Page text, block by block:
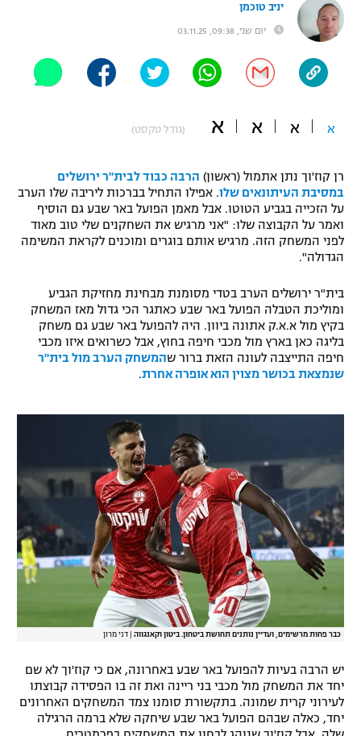
"מחצית בשכונה" – פודקאסט
משתתפים וזוכים בפרסים
תקנון משתתפים וזוכים בפרסים
תקנון עבור פעילות אלקטרה
תקנון עבור פעילות ספורט 1 – "מרלן"
גיימינג E-Sports
תנאי שימוש
מדיניות פרטיות
תקנון פעילות ספורט 1
הצטרפות לחבילת הערוצים
לוח דרושים – ג'ובנט
תגיות
המגזין
היאבקות WWE
ספורט מוטורי
כדורמים
בייסבול MLB
ספורט אתגרי ואקסטרים
גיימינג E-Sports
יניב טוכמן
יום שני, 09:38, 03.11.25
א א א א (גודל טקסט)
רן קוז'וך נתן אתמול (ראשון) הרבה כבוד לבית"ר ירושלים
במסיבת העיתונאים שלו. אפילו התחיל בברכות ליריבה שלו הערב
על הזכייה בגביע הטוטו. אבל מאמן הפועל באר שבע גם הוסיף
ואמר על הקבוצה שלו: "אני מרגיש את השחקנים שלי טוב מאוד
לפני המשחק הזה. מרגיש אותם בוגרים ומוכנים לקראת המשימה
הגדולה".
בית"ר ירושלים הערב בטדי מסומנת מבחינת מחזיקת הגביע
ומוליכת הטבלה הפועל באר שבע כאתגר הכי גדול מאז המשחק
בקיץ מול א.א.ק אתונה ביוון. היה להפועל באר שבע גם משחק
בליגה כאן בארץ מול מכבי חיפה בחוץ, אבל כשרואים איזו מכבי
חיפה התייצבה לעונה הזאת ברור שהמשחק הערב מול בית"ר
שנמצאת בכושר מצוין הוא אופרה אחרת.
כבר פחות מרשימים, ועדיין נותנים תחושת ביטחון. ביטון וקאנגווה דני מרון
יש הרבה בעיות להפועל באר שבע באחרונה, אם כי קוז'וך לא שם
יחד את המשחק מול מכבי בני ריינה ואת זה בו הפסידה קבוצתו
לעירוני קרית שמונה. בתקשורת סומנו צמד המשחקים האחרונים
יחד, כאלה שבהם הפועל באר שבע שיחקה שלא ברמה הרגילה